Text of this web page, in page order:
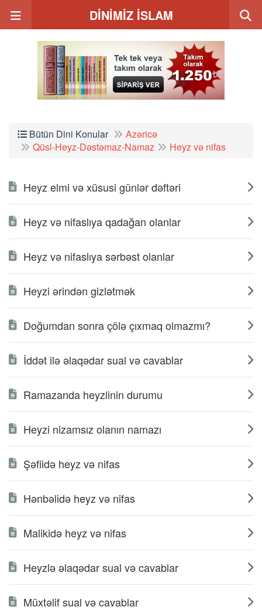
DİNİMİZ İSLAM
Bütün Dini Konular
Azəricə
Qüsl-Heyz-Dəstəmaz-Namaz
Heyz və nifas
Heyz elmi və xüsusi günlər dəftəri
Heyz və nifaslıya qadağan olanlar
Heyz və nifaslıya sərbəst olanlar
Heyzi ərindən gizlətmək
Doğumdan sonra çölə çıxmaq olmazmı?
İddət ilə əlaqədar sual və cavablar
Ramazanda heyzlinin durumu
Heyzi nizamsız olanın namazı
Şəfiidə heyz və nifas
Hənbəlidə heyz və nifas
Malikidə heyz və nifas
Heyzlə əlaqədar sual və cavablar
Müxtəlif sual və cavablar